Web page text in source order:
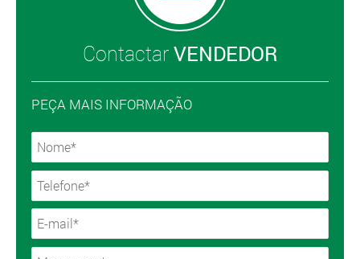
ContactarVENDEDOR
PEÇA MAIS INFORMAÇÃO